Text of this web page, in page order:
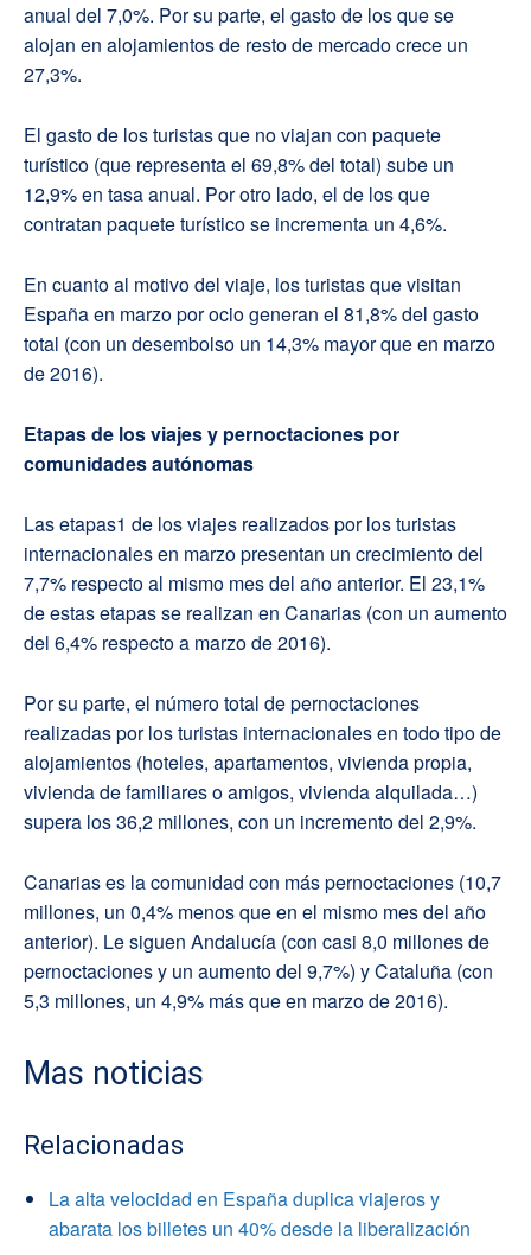
anual del 7,0%. Por su parte, el gasto de los que se
alojan en alojamientos de resto de mercado crece un
27,3%.
El gasto de los turistas que no viajan con paquete
turístico (que representa el 69,8% del total) sube un
12,9% en tasa anual. Por otro lado, el de los que
contratan paquete turístico se incrementa un 4,6%.
En cuanto al motivo del viaje, los turistas que visitan
España en marzo por ocio generan el 81,8% del gasto
total (con un desembolso un 14,3% mayor que en marzo
de 2016).
Etapas de los viajes y pernoctaciones por
comunidades autónomas
Las etapas1 de los viajes realizados por los turistas
internacionales en marzo presentan un crecimiento del
7,7% respecto al mismo mes del año anterior. El 23,1%
de estas etapas se realizan en Canarias (con un aumento
del 6,4% respecto a marzo de 2016).
Por su parte, el número total de pernoctaciones
realizadas por los turistas internacionales en todo tipo de
alojamientos (hoteles, apartamentos, vivienda propia,
vivienda de familiares o amigos, vivienda alquilada…)
supera los 36,2 millones, con un incremento del 2,9%.
Canarias es la comunidad con más pernoctaciones (10,7
millones, un 0,4% menos que en el mismo mes del año
anterior). Le siguen Andalucía (con casi 8,0 millones de
pernoctaciones y un aumento del 9,7%) y Cataluña (con
5,3 millones, un 4,9% más que en marzo de 2016).
Mas noticias
Relacionadas
La alta velocidad en España duplica viajeros y
abarata los billetes un 40% desde la liberalización